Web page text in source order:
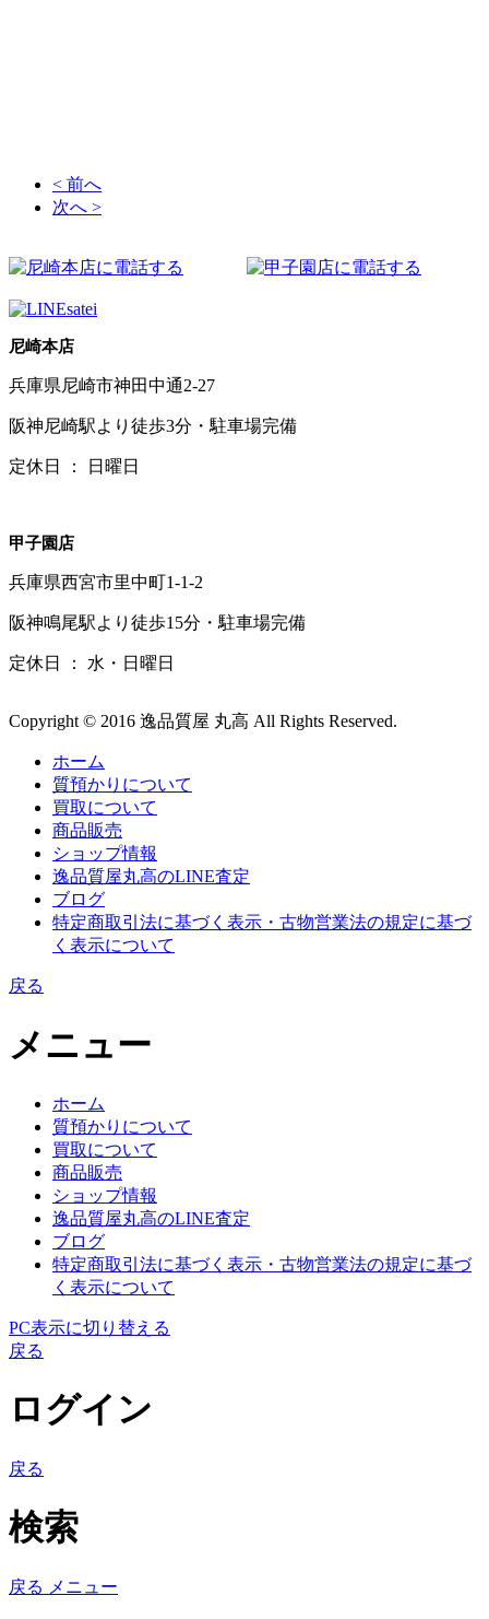
< 前へ
次へ >
尼崎本店
兵庫県尼崎市神田中通2-27
阪神尼崎駅より徒歩3分・駐車場完備
定休日 ： 日曜日
甲子園店
兵庫県西宮市里中町1-1-2
阪神鳴尾駅より徒歩15分・駐車場完備
定休日 ： 水・日曜日
Copyright © 2016 逸品質屋 丸高 All Rights Reserved.
ホーム
質預かりについて
買取について
商品販売
ショップ情報
逸品質屋丸高のLINE査定
ブログ
特定商取引法に基づく表示・古物営業法の規定に基づ
く表示について
戻る
メニュー
ホーム
質預かりについて
買取について
商品販売
ショップ情報
逸品質屋丸高のLINE査定
ブログ
特定商取引法に基づく表示・古物営業法の規定に基づ
く表示について
PC表示に切り替える
戻る
ログイン
戻る
検索
戻る メニュー